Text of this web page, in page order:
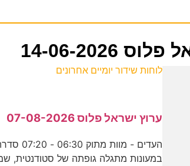
06-2026
לוחות שידור יומיים אחרונים
ערוץ ישראל פלוס 07-08-2026
העדים -
במעונות מתגלה גופתה של סטודנטית,